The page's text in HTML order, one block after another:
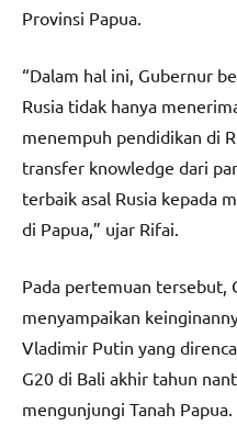
Provinsi Papua.
“Dalam hal ini, Gubernur
Rusia tidak hanya
menempuh pendidikan di
transfer knowledge dari
terbaik asal Rusia kepada
di Papua,” ujar Rifai.
Pada pertemuan tersebut,
menyampaikan
Vladimir Putin yang
G20 di Bali akhir tahun
mengunjungi Tanah Papua.